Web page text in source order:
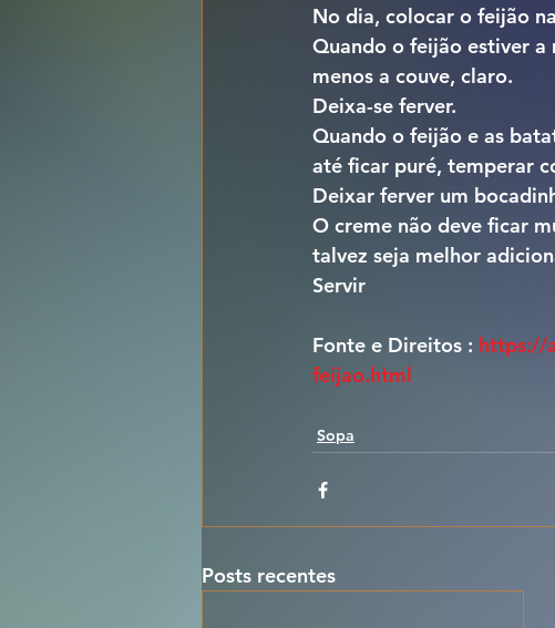
No dia, colocar o feijão
Quando o feijão estiver a
menos a couve, claro.
Deixa-se ferver.
Quando o feijão e as
até ficar puré, temperar
Deixar ferver um
O creme não deve ficar
talvez seja melhor
Servir
Fonte e Direitos : https://
feijao.html
Sopa
Posts recentes